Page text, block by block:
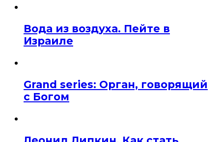
Вода из воздуха. Пейте в
Израиле
Grand series: Орган, говорящий
с Богом